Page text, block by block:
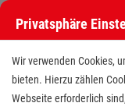
Privatsphäre
Wir verwenden Cookies,
bieten. Hierzu zählen
Webseite erforderlich